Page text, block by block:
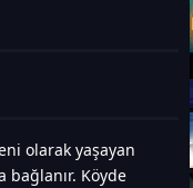
olarak yaşayan
bağlanır. Köyde